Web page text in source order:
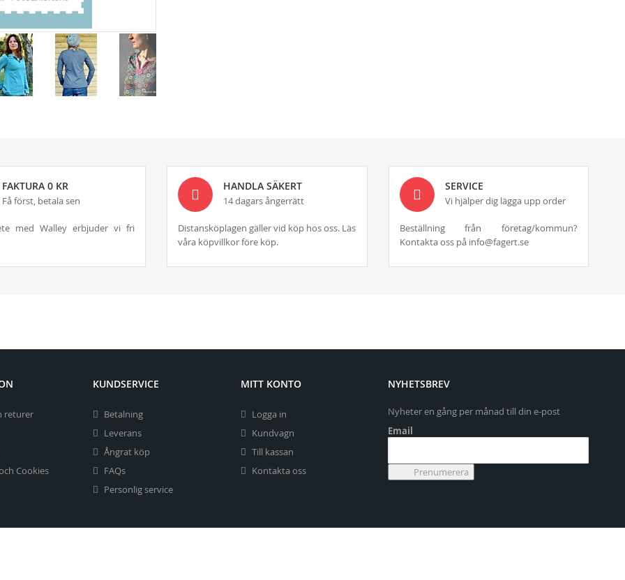
FAKTURA 0 KR
Få först, betala sen
med Walley erbjuder vi fri
HANDLA SÄKERT
14 dagars ångerrätt
Distansköplagen gäller vid köp hos oss. Läs
våra köpvillkor före köp.
SERVICE
Vi hjälper dig lägga upp order
Beställning från företag/kommun?
Kontakta oss på info@fagert.se
returer
Cookies
KUNDSERVICE
Betalning
Leverans
Ångrat köp
FAQs
Personlig service
MITT KONTO
Logga in
Kundvagn
Till kassan
Kontakta oss
NYHETSBREV
Nyheter en gång per månad till din e-post
Email